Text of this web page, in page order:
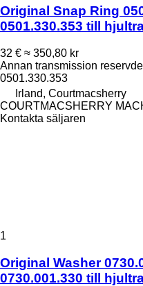
Original Snap Ring
0501.330.353 till
32 € ≈ 350,80 kr
Annan transmission reservdel
0501.330.353
Irland, Courtmacsherry
COURTMACSHERRY
Kontakta säljaren
1
Original Washer
0730.001.330 till